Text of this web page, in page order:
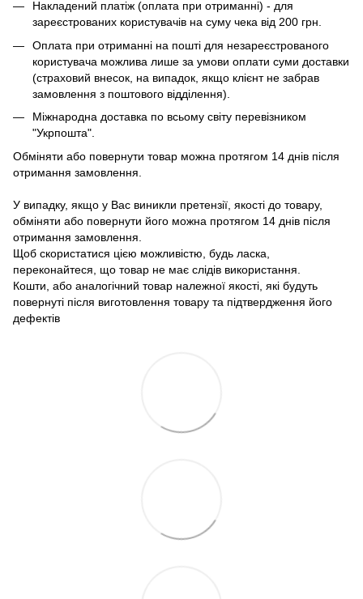
Накладений платіж (оплата при отриманні) - для
зареєстрованих користувачів на суму чека від 200 грн.
Оплата при отриманні на пошті для незареєстрованого
користувача можлива лише за умови оплати суми доставки
(страховий внесок, на випадок, якщо клієнт не забрав
замовлення з поштового відділення).
Міжнародна доставка по всьому світу перевізником
"Укрпошта".
Обміняти або повернути товар можна протягом 14 днів після
отримання замовлення.
У випадку, якщо у Вас виникли претензії, якості до товару,
обміняти або повернути його можна протягом 14 днів після
отримання замовлення.
Щоб скористатися цією можливістю, будь ласка,
переконайтеся, що товар не має слідів використання.
Кошти, або аналогічний товар належної якості, які будуть
повернуті після виготовлення товару та підтвердження його
дефектів